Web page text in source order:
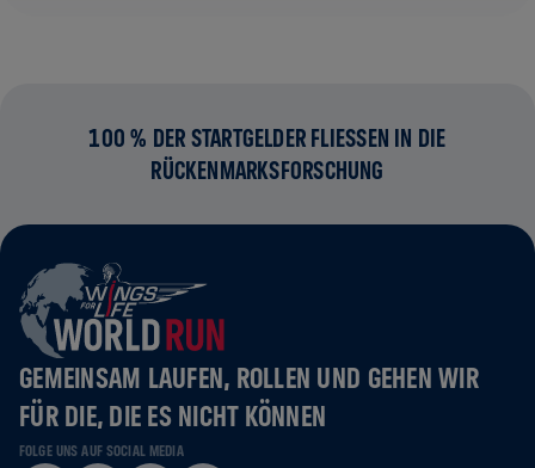
100 % DER STARTGELDER FLIESSEN IN DIE R
ÜCKENMARKSFORSCHUNG
GEMEINSAM LAUFEN, ROLLEN UND GEHEN WIR
FÜR DIE, DIE ES NICHT KÖNNEN
FOLGE UNS AUF SOCIAL MEDIA